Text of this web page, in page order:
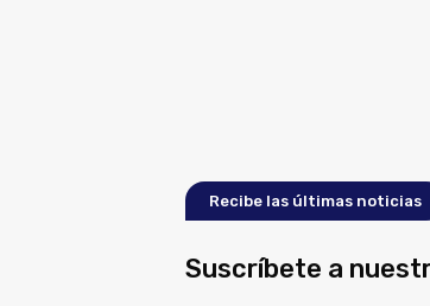
Recibe las últimas noticias
Suscríbete a